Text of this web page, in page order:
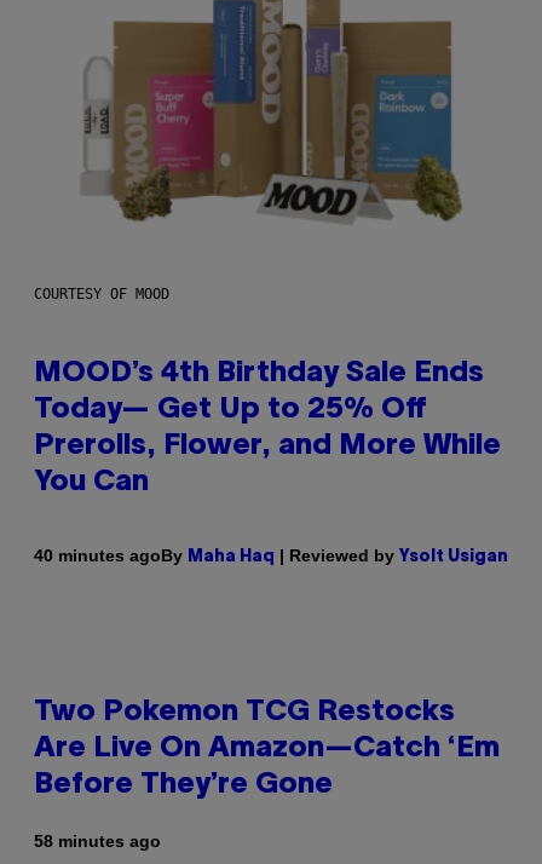
COURTESY OF MOOD
MOOD’s 4th Birthday Sale Ends
Today— Get Up to 25% Off
Prerolls, Flower, and More While
You Can
40 minutes agoBy Maha Haq | Reviewed by Ysolt Usigan
Two Pokemon TCG Restocks
Are Live On Amazon—Catch ‘Em
Before They’re Gone
58 minutes ago